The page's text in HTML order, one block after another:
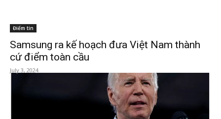
Điểm tin
Samsung ra kế hoạch đưa Việt Nam thành
cứ điểm toàn cầu
July 3, 2024